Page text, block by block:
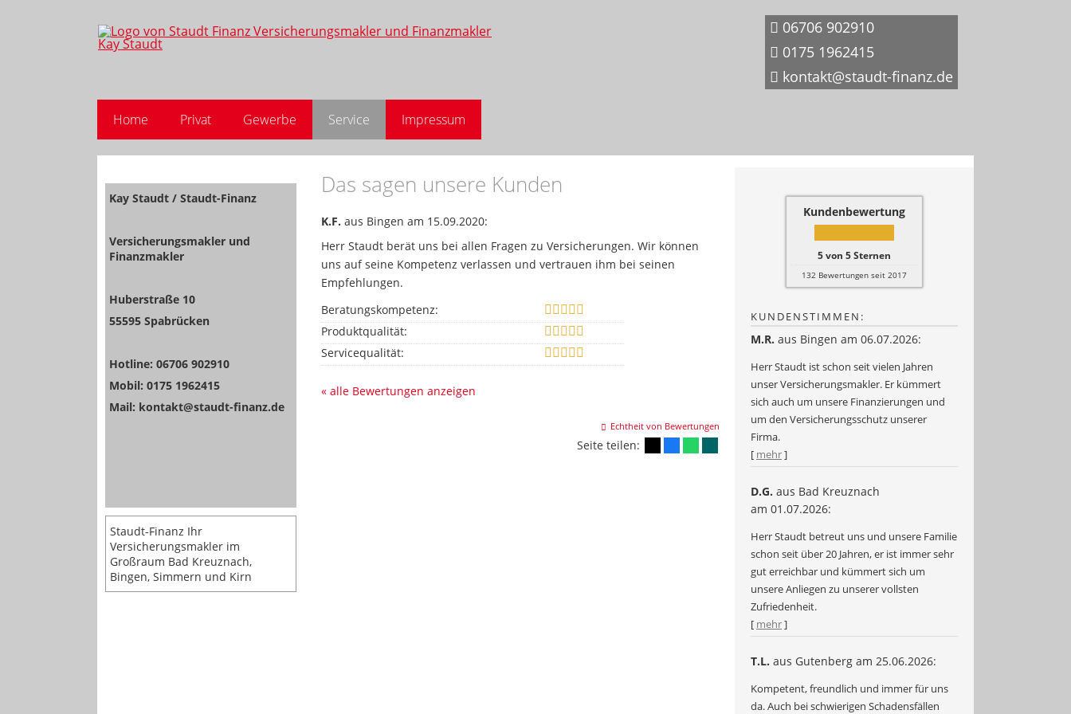
06706 902910
0175 1962415
kontakt@staudt-finanz.de
Home Privat Gewerbe Service Impressum
Kay Staudt / Staudt-Finanz
Versicherungsmakler und
Finanzmakler
Huberstraße 10
55595 Spabrücken
Hotline: 06706 902910
Mobil: 0175 1962415
Mail: kontakt@staudt-finanz.de
Staudt-Finanz Ihr
Versicherungsmakler im
Großraum Bad Kreuznach,
Bingen, Simmern und Kirn
Kundenbewertung
5von 5Sternen
132 Bewertungen seit 2017
KUNDENSTIMMEN:
M.R. aus Bingen am 06.07.2026:
Herr Staudt ist schon seit vielen Jahren
unser Versicherungsmakler. Er kümmert
sich auch um unsere Finanzierungen und
um den Versicherungsschutz unserer
Firma.
[ mehr]
D.G. aus Bad Kreuznach
am 01.07.2026:
Herr Staudt betreut uns und unsere Familie
schon seit über 20 Jahren, er ist immer sehr
gut erreichbar und kümmert sich um
unsere Anliegen zu unserer vollsten
Zufriedenheit.
[ mehr]
T.L. aus Gutenberg am 25.06.2026:
Kompetent, freundlich und immer für uns
da. Auch bei schwierigen Schadensfällen
Das sagen unsere Kunden
K.F. aus Bingen am 15.09.2020:
Herr Staudt berät uns bei allen Fragen zu Versicherungen. Wir können
uns auf seine Kompetenz verlassen und vertrauen ihm bei seinen
Empfehlungen.
Beratungskompetenz:
Produktqualität:
Servicequalität:
« alle Bewertungen anzeigen
Echtheit von Bewertungen
Seite teilen: